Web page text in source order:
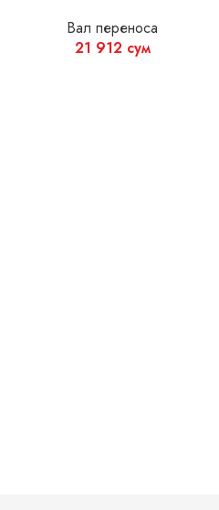
Вал переноса
21 912 сум